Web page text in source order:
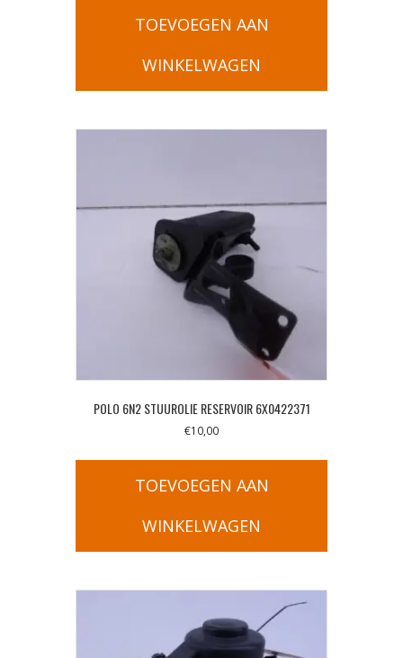
TOEVOEGEN AAN
WINKELWAGEN
POLO 6N2 STUUROLIE RESERVOIR 6X0422371
€10,00
TOEVOEGEN AAN
WINKELWAGEN